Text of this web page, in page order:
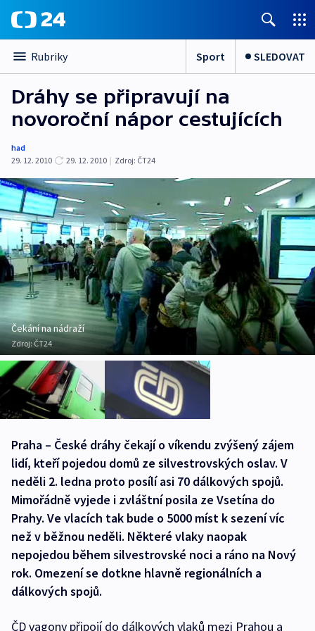
Rubriky Sport SLEDOVAT
Dráhy se připravují na
novoroční nápor cestujících
had
29. 12. 2010
29. 12. 2010 | Zdroj: ČT24
Čekání na nádraží
Zdroj: ČT24
Praha – České dráhy čekají o víkendu zvýšený zájem
lidí, kteří pojedou domů ze silvestrovských oslav. V
neděli 2. ledna proto posílí asi 70 dálkových spojů.
Mimořádně vyjede i zvláštní posila ze Vsetína do
Prahy. Ve vlacích tak bude o 5000 míst k sezení víc
než v běžnou neděli. Některé vlaky naopak
nepojedou během silvestrovské noci a ráno na Nový
rok. Omezení se dotkne hlavně regionálních a
dálkových spojů.
ČD vagony připojí do dálkových vlaků mezi Prahou a